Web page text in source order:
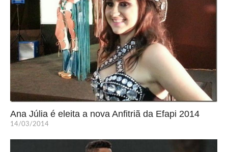
Ana Júlia é eleita a nova Anfitriã da Efapi 2014
14/03/2014